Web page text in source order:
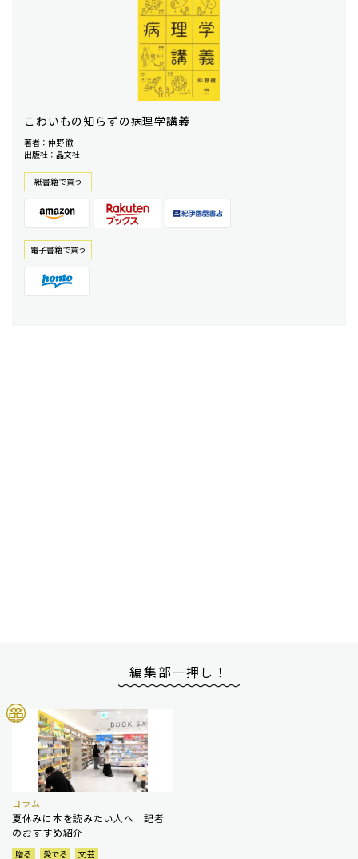
こわいもの知らずの病理学講義
著者：仲野 徹
出版社：晶文社
紙書籍で買う
電⼦書籍で買う
編集部一押し！
コラム
夏休みに本を読みたい人へ 記者
のおすすめ紹介
贈る 愛でる
文芸